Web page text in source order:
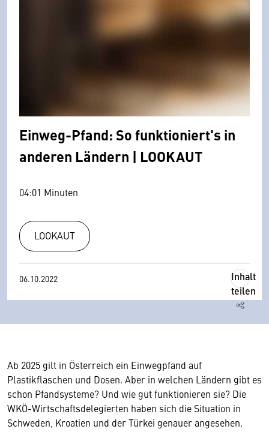
Einweg-Pfand: So funktioniert's in
anderen Ländern | LOOKAUT
04:01 Minuten
LOOKAUT
06.10.2022
Inhalt
teilen
Ab 2025 gilt in Österreich ein Einwegpfand auf
Plastikflaschen und Dosen. Aber in welchen Ländern gibt es
schon Pfandsysteme? Und wie gut funktionieren sie? Die
WKÖ-Wirtschaftsdelegierten haben sich die Situation in
Schweden, Kroatien und der Türkei genauer angesehen.